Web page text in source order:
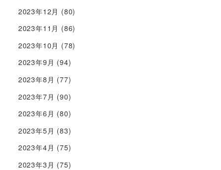
2023年12月 (80)
2023年11月 (86)
2023年10月 (78)
2023年9月 (94)
2023年8月 (77)
2023年7月 (90)
2023年6月 (80)
2023年5月 (83)
2023年4月 (75)
2023年3月 (75)